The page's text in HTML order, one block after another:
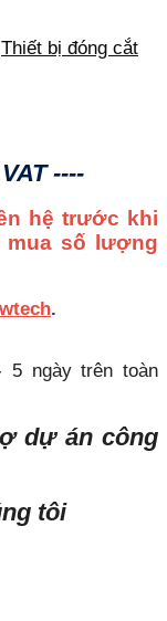
Thiết bị đóng cắt
----
hệ trước khi
mua số lượng
.
ngày trên toàn
dự án công
tôi